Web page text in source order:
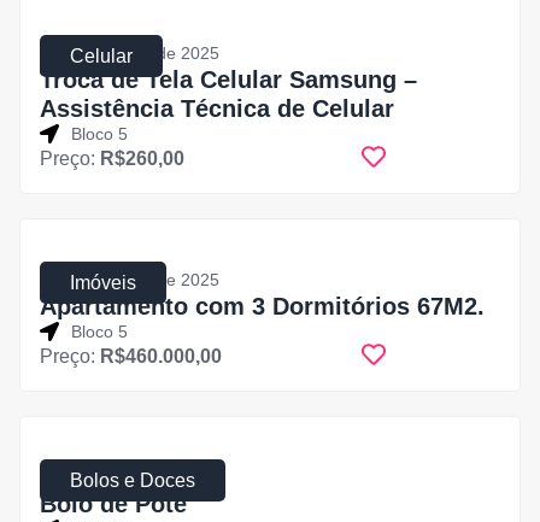
Celular
31 de julho de 2025
Troca de Tela Celular Samsung –
Assistência Técnica de Celular
Bloco 5
Preço: R$260,00
Imóveis
31 de julho de 2025
Apartamento com 3 Dormitórios 67M2.
Bloco 5
Preço: R$460.000,00
Bolos e Doces
31 de julho de 2025
Bolo de Pote